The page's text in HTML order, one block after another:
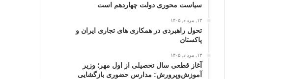
سیاست محوری دولت چهاردهم است
۱۳, مرداد, ۱۴۰۵
تحول راهبردی در همکاری های تجاری ایران و
پاکستان
۱۳, مرداد, ۱۴۰۵
آغاز قطعی سال تحصیلی از اول مهر؛ وزیر
آموزش‌وپرورش: مدارس حضوری بازگشایی